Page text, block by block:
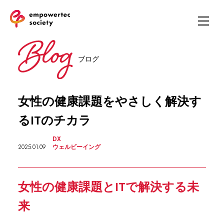
ブログ
女性の健康課題をやさしく解決す
るITのチカラ
2025.01.09
DX
ウェルビーイング
女性の健康課題とITで解決する未
来